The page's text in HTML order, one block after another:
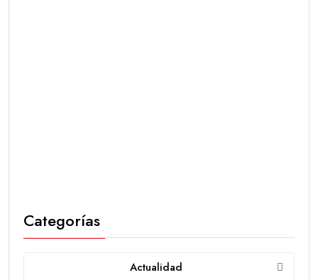
Categorías
Actualidad